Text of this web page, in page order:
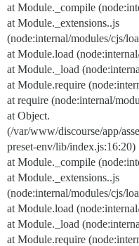
at Module._compile
at Module._extensions..js
(node:internal/modules/cjs/
at Module.load
at Module._load
at Module.require
at require (node:internal/
at Object.
(/var/www/discourse/app/
preset-env/lib/index.js:16:20)
at Module._compile
at Module._extensions..js
(node:internal/modules/cjs/
at Module.load
at Module._load
at Module.require